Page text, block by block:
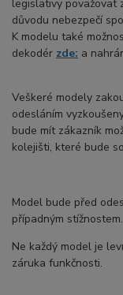
legislativy považovat
důvodu nebezpečí
K modelu také
dekodér zde: a
Veškeré modely
odesláním
bude mít zákazník
kolejišti, které bude
Model bude před
případným stížnostem.
Ne každý model je
záruka funkčnosti.